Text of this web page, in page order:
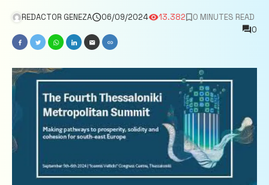
REDACTOR GENEZA 06/09/2024 13.382
0 MINUTES READ
0